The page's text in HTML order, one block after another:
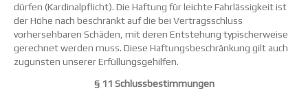
dürfen (Kardinalpflicht). Die Haftung für leichte Fahrlässigkeit ist
der Höhe nach beschränkt auf die bei Vertragsschluss
vorhersehbaren Schäden, mit deren Entstehung typischerweise
gerechnet werden muss. Diese Haftungsbeschränkung gilt auch
zugunsten unserer Erfüllungsgehilfen.
§ 11 Schlussbestimmungen